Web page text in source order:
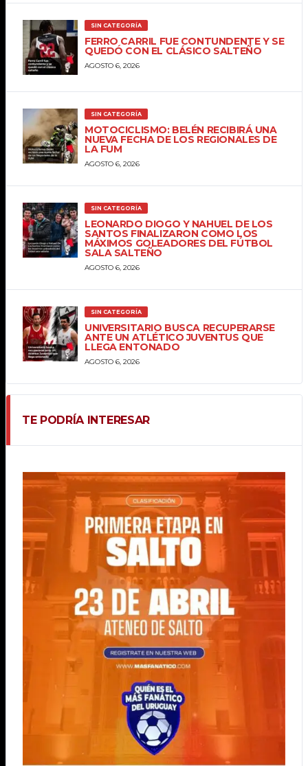
SIN CATEGORÍA
FERRO CARRIL FUE CONTUNDENTE Y SE
QUEDÓ CON EL CLÁSICO SALTEÑO
AGOSTO 6, 2026
SIN CATEGORÍA
MOTOCICLISMO: BELÉN RECIBIRÁ UNA
NUEVA FECHA DE LOS REGIONALES DE
LA FUM
AGOSTO 6, 2026
SIN CATEGORÍA
LEONARDO DIOGO Y NAHUEL DE LOS
SANTOS FINALIZARON COMO LOS
MÁXIMOS GOLEADORES DEL FÚTBOL
SALA SALTEÑO
AGOSTO 6, 2026
SIN CATEGORÍA
UNIVERSITARIO BUSCA RECUPERARSE
ANTE UN ATLÉTICO JUVENTUS QUE
LLEGA ENTONADO
AGOSTO 6, 2026
TE PODRÍA INTERESAR